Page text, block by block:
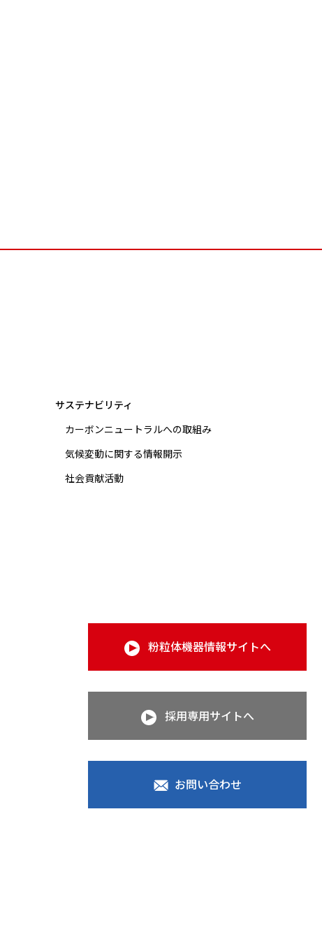
サステナビリティ
カーボンニュートラルへの取組み
気候変動に関する情報開示
社会貢献活動
粉粒体機器情報サイトへ
採用専用サイトへ
お問い合わせ